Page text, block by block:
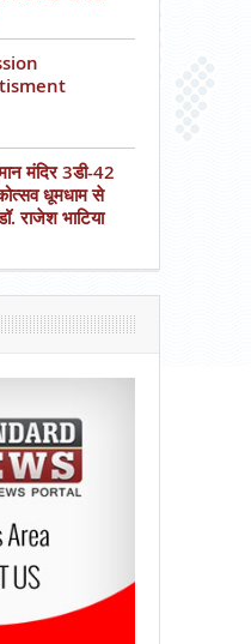
मंदिर 3डी-42
धूमधाम से
राजेश भाटिया